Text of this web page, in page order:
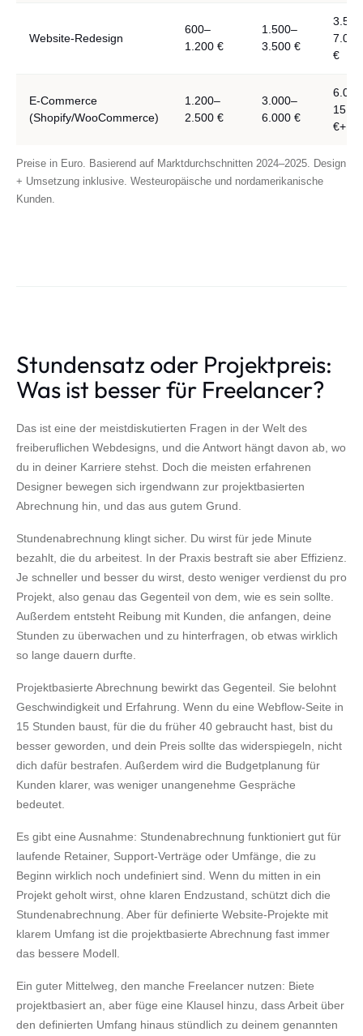
Website-Redesign
600–
1.200 €
1.500–
3.500 €
7.000
€
E-Commerce
(Shopify/WooCommerce)
1.200–
2.500 €
3.000–
6.000 €
€+
Preise in Euro. Basierend auf Marktdurchschnitten 2024–2025. Design
+ Umsetzung inklusive. Westeuropäische und nordamerikanische
Kunden.
Stundensatz oder Projektpreis:
Was ist besser für Freelancer?
Das ist eine der meistdiskutierten Fragen in der Welt des
freiberuflichen Webdesigns, und die Antwort hängt davon ab, wo
du in deiner Karriere stehst. Doch die meisten erfahrenen
Designer bewegen sich irgendwann zur projektbasierten
Abrechnung hin, und das aus gutem Grund.
Stundenabrechnung klingt sicher. Du wirst für jede Minute
bezahlt, die du arbeitest. In der Praxis bestraft sie aber Effizienz.
Je schneller und besser du wirst, desto weniger verdienst du pro
Projekt, also genau das Gegenteil von dem, wie es sein sollte.
Außerdem entsteht Reibung mit Kunden, die anfangen, deine
Stunden zu überwachen und zu hinterfragen, ob etwas wirklich
so lange dauern durfte.
Projektbasierte Abrechnung bewirkt das Gegenteil. Sie belohnt
Geschwindigkeit und Erfahrung. Wenn du eine Webflow-Seite in
15 Stunden baust, für die du früher 40 gebraucht hast, bist du
besser geworden, und dein Preis sollte das widerspiegeln, nicht
dich dafür bestrafen. Außerdem wird die Budgetplanung für
Kunden klarer, was weniger unangenehme Gespräche
bedeutet.
Es gibt eine Ausnahme: Stundenabrechnung funktioniert gut für
laufende Retainer, Support-Verträge oder Umfänge, die zu
Beginn wirklich noch undefiniert sind. Wenn du mitten in ein
Projekt geholt wirst, ohne klaren Endzustand, schützt dich die
Stundenabrechnung. Aber für definierte Website-Projekte mit
klarem Umfang ist die projektbasierte Abrechnung fast immer
das bessere Modell.
Ein guter Mittelweg, den manche Freelancer nutzen: Biete
projektbasiert an, aber füge eine Klausel hinzu, dass Arbeit über
den definierten Umfang hinaus stündlich zu deinem genannten